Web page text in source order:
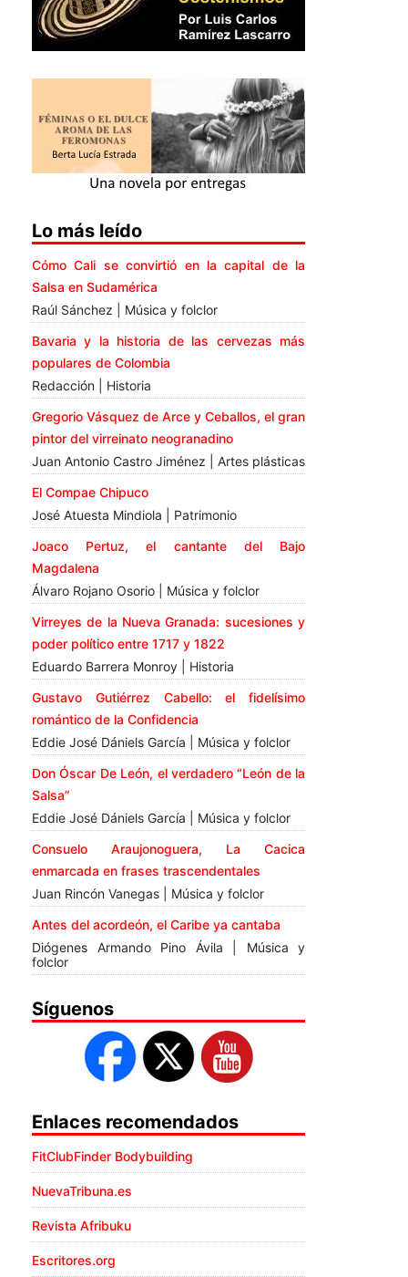
Lo más leído
Cómo Cali se convirtió en la capital de la
Salsa en Sudamérica
Raúl Sánchez | Música y folclor
Bavaria y la historia de las cervezas más
populares de Colombia
Redacción | Historia
Gregorio Vásquez de Arce y Ceballos, el gran
pintor del virreinato neogranadino
Juan Antonio Castro Jiménez | Artes plásticas
El Compae Chipuco
José Atuesta Mindiola | Patrimonio
Joaco Pertuz, el cantante del Bajo
Magdalena
Álvaro Rojano Osorio | Música y folclor
Virreyes de la Nueva Granada: sucesiones y
poder político entre 1717 y 1822
Eduardo Barrera Monroy | Historia
Gustavo Gutiérrez Cabello: el fidelísimo
romántico de la Confidencia
Eddie José Dániels García | Música y folclor
Don Óscar De León, el verdadero “León de la
Salsa”
Eddie José Dániels García | Música y folclor
Consuelo Araujonoguera, La Cacica
enmarcada en frases trascendentales
Juan Rincón Vanegas | Música y folclor
Antes del acordeón, el Caribe ya cantaba
Diógenes Armando Pino Ávila | Música y
folclor
Síguenos
Enlaces recomendados
FitClubFinder Bodybuilding
NuevaTribuna.es
Revista Afribuku
Escritores.org